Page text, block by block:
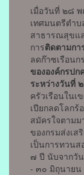
เมื่อวันที่ ๒๘
เทศมนตรีตำบ
สาธารณสุขแ
การติดตามกา
ลดก๊าซเรือนก
ขององค์กรปก
ระหว่างวันที่
ครัวเรือนในเ
เปียกลดโลกร้
สมัครใจตามม
ของกรมส่งเส
เป็นการทวนส
๗ ปี นับจากวั
- ๓๐ มิถุนาย